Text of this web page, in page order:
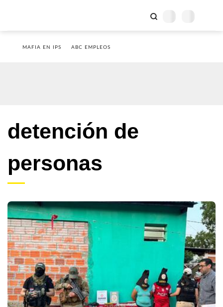
MAFIA EN IPS ABC EMPLEOS
detención de
personas